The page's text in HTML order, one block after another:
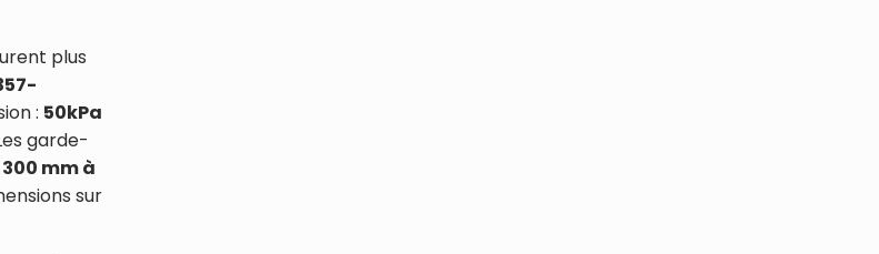
plus
: 50kPa
garde-
mm à
sur